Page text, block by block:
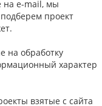
на e-mail, мы
проект
на обработку
характер
взятые с сайта